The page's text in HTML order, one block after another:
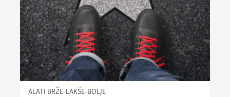
ALATI BRŽE-LAKŠE-BOLJE